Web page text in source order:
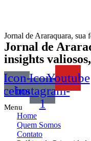
Jornal de Araraquara, sua
Jornal de
insights
Icon-Icon-
instagram-
1
Youtube
Menu
Home
Quem Somos
Contato